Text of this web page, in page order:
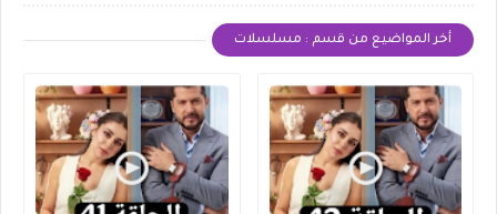
أخر المواضيع من قسم : مسلسلات